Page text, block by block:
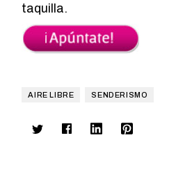
taquilla.
AIRE LIBRE SENDERISMO